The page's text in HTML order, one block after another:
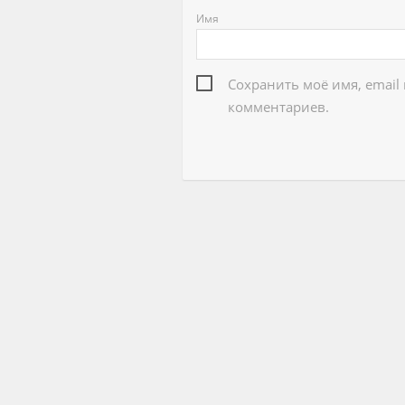
Имя
Сохранить моё имя, email
комментариев.